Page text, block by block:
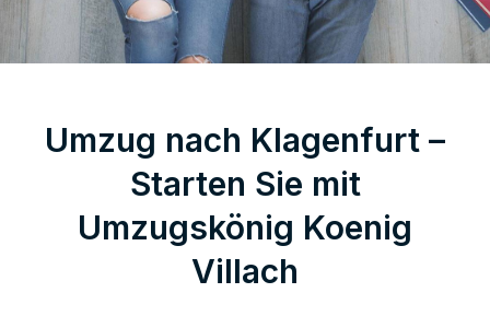
Umzug nach Klagenfurt –
Starten Sie mit
Umzugskönig Koenig
Villach